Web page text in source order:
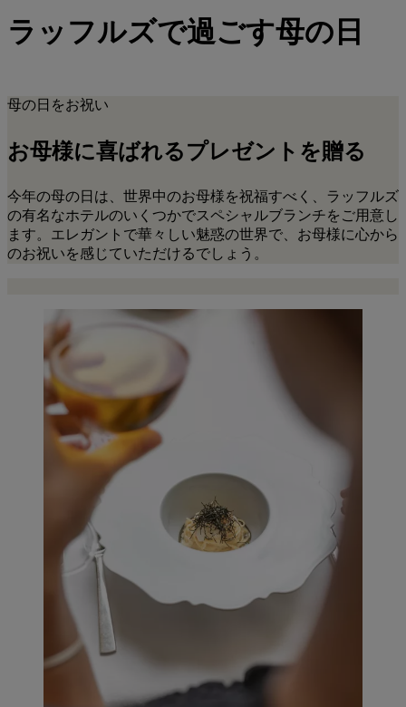
ラッフルズで過ごす母の日
母の日をお祝い
お母様に喜ばれるプレゼントを贈る
今年の母の日は、世界中のお母様を祝福すべく、ラッフルズ
の有名なホテルのいくつかでスペシャルブランチをご用意し
ます。エレガントで華々しい魅惑の世界で、お母様に心から
のお祝いを感じていただけるでしょう。